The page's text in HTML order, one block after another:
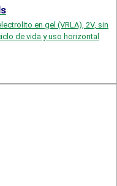
en gel (VRLA), 2V, sin
de vida y uso horizontal